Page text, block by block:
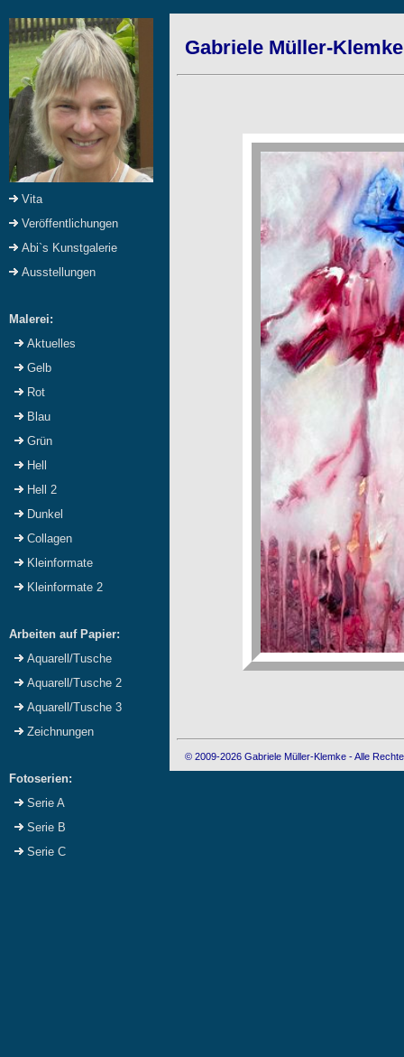
Vita
Veröffentlichungen
Abi`s Kunstgalerie
Ausstellungen
Malerei:
Aktuelles
Gelb
Rot
Blau
Grün
Hell
Hell 2
Dunkel
Collagen
Kleinformate
Kleinformate 2
Arbeiten auf Papier:
Aquarell/Tusche
Aquarell/Tusche 2
Aquarell/Tusche 3
Zeichnungen
Fotoserien:
Serie A
Serie B
Serie C
Gabriele Müller-
© 2009-2026 Gabriele Müller-Klemke - Alle